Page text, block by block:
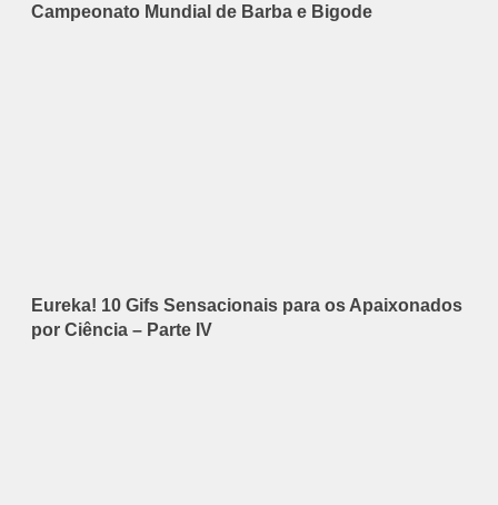
Campeonato Mundial de Barba e Bigode
Eureka! 10 Gifs Sensacionais para os Apaixonados
por Ciência – Parte IV